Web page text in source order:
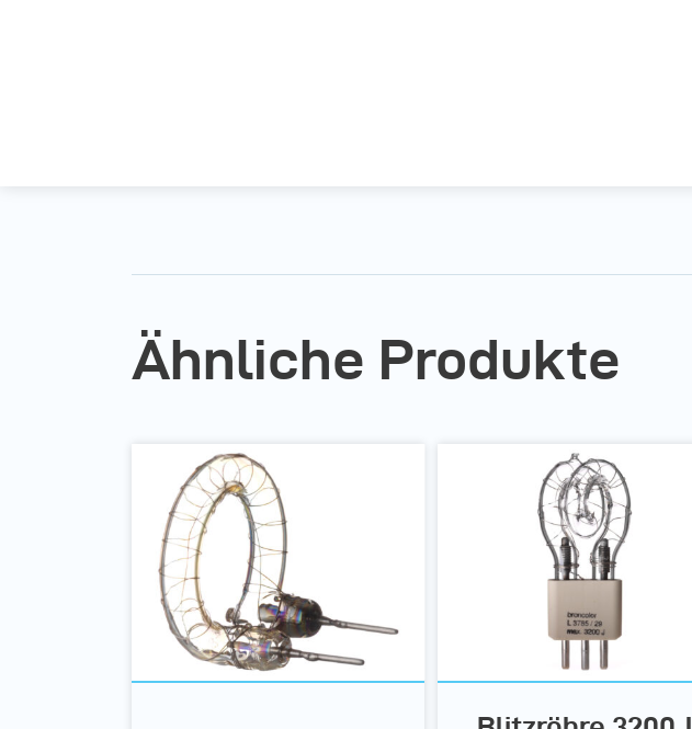
Ähnliche Produkte